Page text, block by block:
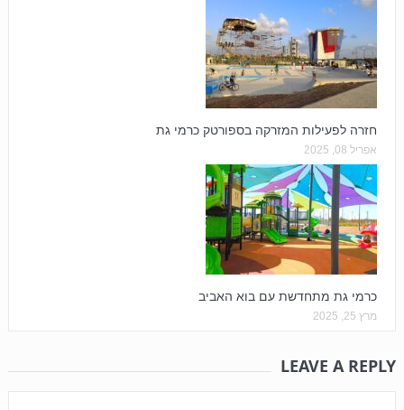
חזרה לפעילות המזרקה בספורטק כרמי גת
אפריל 08, 2025
כרמי גת מתחדשת עם בוא האביב
מרץ 25, 2025
LEAVE A REPLY